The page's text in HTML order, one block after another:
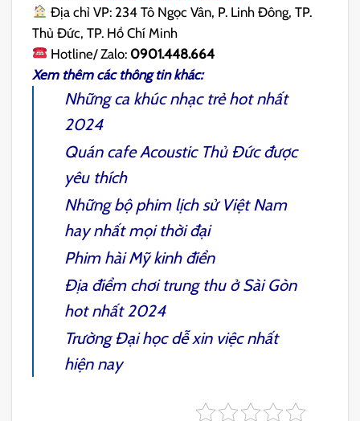
Địa chỉ VP: 234 Tô Ngọc Vân, P. Linh Đông, TP.
Thủ Đức, TP. Hồ Chí Minh
Hotline/ Zalo: 0901.448.664
Xem thêm các thông tin khác:
Nhữngca khúc nhạc trẻhot nhất
2024
Quán cafe Acoustic Thủ Đứcđược
yêu thích
Những bộ phim lịch sử Việt Nam
hay nhất mọi thời đại
Phim hài Mỹkinh điển
Địa điểm chơi trung thu ở Sài Gòn
hot nhất 2024
Trường Đại học dễ xin việcnhất
hiện nay